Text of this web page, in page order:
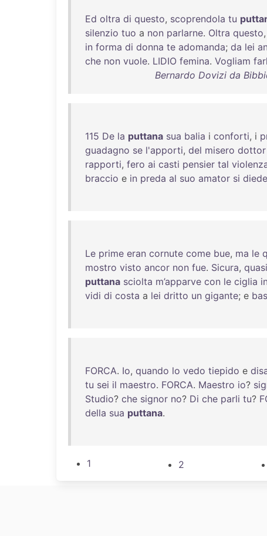
Ed oltra di questo, scoprendola tu
silenzio tuo a non parlarne. Oltra questo
in forma di donna te adomanda; da lei
che non vuole. LIDIO femina. Vogliam
Bernardo Dovizi da
115 De la puttana sua balia i conforti, i
guadagno se l'apporti, del misero dottor
rapporti, fero ai casti pensier tal
braccio e in preda al suo amator si diede
Le prime eran cornute come bue, ma le
mostro visto ancor non fue. Sicura, quasi
puttana sciolta m’apparve con le ciglia
vidi di costa a lei dritto un gigante; e
FORCA. Io, quando lo vedo tiepido e
tu sei il maestro. FORCA. Maestro io?
Studio? che signor no? Di che parli tu?
della sua puttana.
1 2